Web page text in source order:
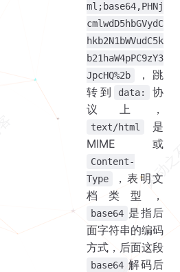
ml;base64,PHNj
cmlwdD5hbGVydC
hkb2N1bWVudC5k
b21haW4pPC9zY3
JpcHQ%2b
，跳
转到
data:
协
议上，
text/html
是
MIME 或
Content-
Type
，表明文
档类型，
base64 是指后
面字符串的编码
方式，后面这段
base64 解码后